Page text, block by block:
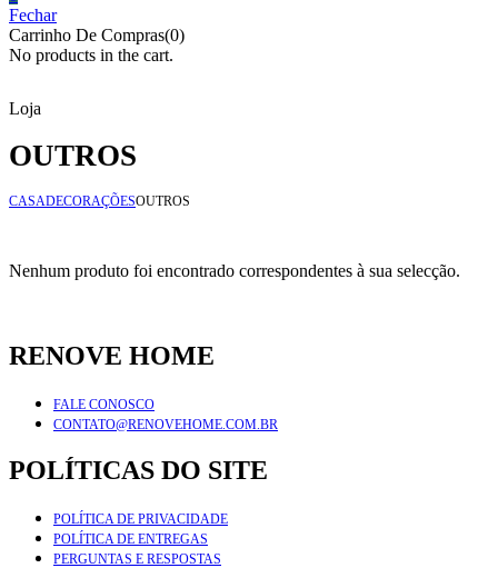
Fechar
Carrinho De Compras(0)
No products in the cart.
Loja
OUTROS
CASADECORAÇÕESOUTROS
Nenhum produto foi encontrado correspondentes à sua selecção.
RENOVE HOME
FALE CONOSCO
CONTATO@RENOVEHOME.COM.BR
POLÍTICAS DO SITE
POLÍTICA DE PRIVACIDADE
POLÍTICA DE ENTREGAS
PERGUNTAS E RESPOSTAS